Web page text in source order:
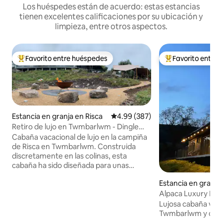
Los huéspedes están de acuerdo: estas estancias
tienen excelentes calificaciones por su ubicación y
limpieza, entre otros aspectos.
De los mejores en Favorito entre huéspedes
Favorito entre huéspedes
Estancia en granja en Risca Calificación promedio: 4.99 de
4.99 (387)
Retiro de lujo en Twmbarlwm - Dingle
Lodge
Cabaña vacacional de lujo en la campiña
de Risca en Twmbarlwm. Construida
discretamente en las colinas, esta
cabaña ha sido diseñada para unas
De los mejores
Favorito entre
Estancia en granja
Alpaca Luxury
Gardenfield
Lujosa cabaña
Twmbarlwm y